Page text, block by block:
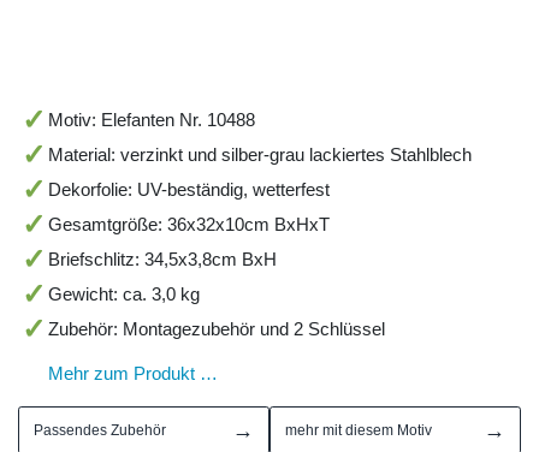
Motiv: Elefanten Nr. 10488
Material: verzinkt und silber-grau lackiertes Stahlblech
Dekorfolie: UV-beständig, wetterfest
Gesamtgröße: 36x32x10cm BxHxT
Briefschlitz: 34,5x3,8cm BxH
Gewicht: ca. 3,0 kg
Zubehör: Montagezubehör und 2 Schlüssel
Mehr zum Produkt …
Passendes Zubehör → mehr mit diesem Motiv →